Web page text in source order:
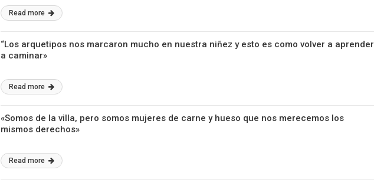
Read more
“Los arquetipos nos marcaron mucho en nuestra niñez y esto es como volver a aprender
a caminar»
Read more
«Somos de la villa, pero somos mujeres de carne y hueso que nos merecemos los
mismos derechos»
Read more